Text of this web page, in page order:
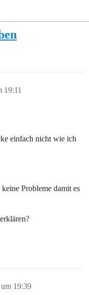
19:11
einfach nicht wie ich
Probleme damit es
19:39